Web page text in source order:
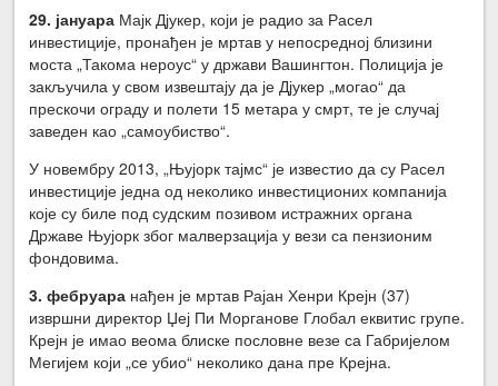
29. јануара Мајк Дјукер, који је радио за Расел
инвестиције, пронађен је мртав у непосредној близини
моста „Такома нероус“ у држави Вашингтон. Полиција је
закључила у свом извештају да је Дјукер „могао“ да
прескочи ограду и полети 15 метара у смрт, те је случај
заведен као „самоубиство“.
У новембру 2013, „Њујорк тајмс“ је известио да су Расел
инвестиције једна од неколико инвестиционих компанија
које су биле под судским позивом истражних органа
Државе Њујорк због малверзација у вези са пензионим
фондовима.
3. фебруара нађен је мртав Рајан Хенри Крејн (37)
извршни директор Џеј Пи Морганове Глобал еквитис групе.
Крејн је имао веома блиске пословне везе са Габријелом
Мегијем који „се убио“ неколико дана пре Крејна.